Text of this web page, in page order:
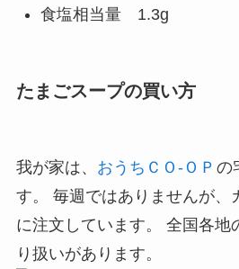
食塩相当量 1.3g
たまごスープの買い方
我が家は、 おうちＣＯ-ＯＰ の
す。 毎週ではありませんが、
に注文しています。 全国各地
り扱いがあります。